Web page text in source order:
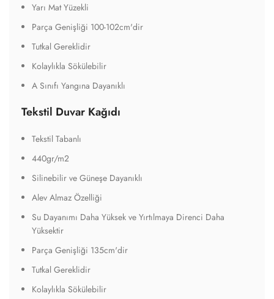
Yarı Mat Yüzekli
Parça Genişliği 100-102cm'dir
Tutkal Gereklidir
Kolaylıkla Sökülebilir
A Sınıfı Yangına Dayanıklı
Tekstil Duvar Kağıdı
Tekstil Tabanlı
440gr/m2
Silinebilir ve Güneşe Dayanıklı
Alev Almaz Özelliği
Su Dayanımı Daha Yüksek ve Yırtılmaya Direnci Daha
Yüksektir
Parça Genişliği 135cm'dir
Tutkal Gereklidir
Kolaylıkla Sökülebilir